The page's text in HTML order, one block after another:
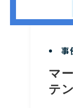
マ
テ